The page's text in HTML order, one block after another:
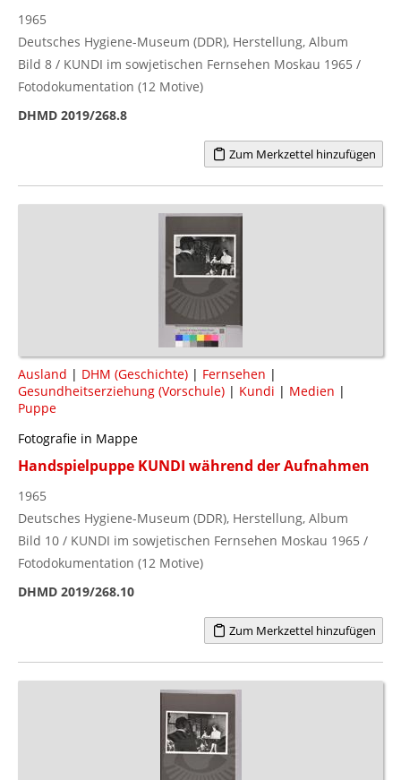
1965
Deutsches Hygiene-Museum (DDR), Herstellung, Album
Bild 8 / KUNDI im sowjetischen Fernsehen Moskau 1965 /
Fotodokumentation (12 Motive)
DHMD 2019/268.8
Zum Merkzettel hinzufügen
Ausland | DHM (Geschichte) | Fernsehen |
Gesundheitserziehung (Vorschule) | Kundi | Medien |
Puppe
Fotografie in Mappe
Handspielpuppe KUNDI während der Aufnahmen
1965
Deutsches Hygiene-Museum (DDR), Herstellung, Album
Bild 10 / KUNDI im sowjetischen Fernsehen Moskau 1965 /
Fotodokumentation (12 Motive)
DHMD 2019/268.10
Zum Merkzettel hinzufügen